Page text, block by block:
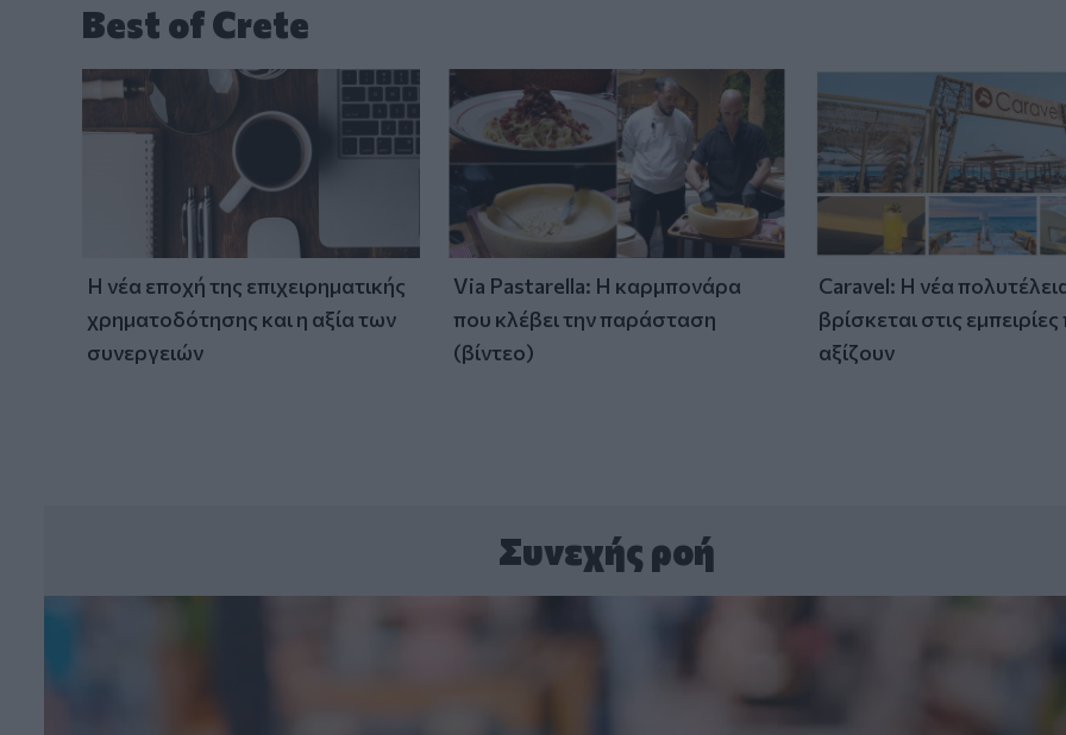
Best of Crete
Η νέα εποχή της επιχειρηματικής
χρηματοδότησης και η αξία των
συνεργειών
Via Pastarella: Η καρμπονάρα
που κλέβει την παράσταση
(βίντεο)
Caravel: Η νέα
βρίσκεται στις
αξίζουν
Συνεχής ροή